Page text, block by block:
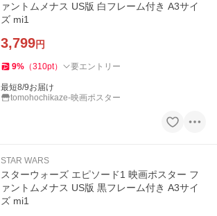
ァントムメナス US版 白フレーム付き A3サイ
ズ mi1
3,799円
9% （310pt） 要エントリー
最短8/9お届け
tomohochikaze-映画ポスター
STAR WARS
スターウォーズ エピソード1 映画ポスター フ
ァントムメナス US版 黒フレーム付き A3サイ
ズ mi1